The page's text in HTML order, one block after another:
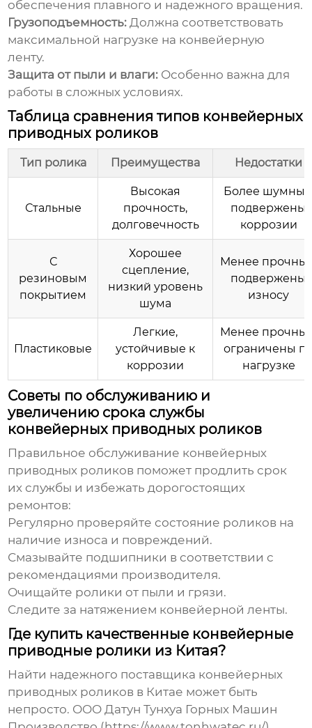
обеспечения плавного и надежного вращения.
Грузоподъемность: Должна соответствовать
максимальной нагрузке на конвейерную
ленту.
Защита от пыли и влаги: Особенно важна для
работы в сложных условиях.
Таблица сравнения типов конвейерных
приводных роликов
Тип ролика Преимущества Недостатки
Стальные
Высокая
прочность,
долговечность
Более
подвержены
коррозии
С
резиновым
покрытием
Хорошее
сцепление,
низкий уровень
шума
Менее
подвержены
износу
Пластиковые
Легкие,
устойчивые к
коррозии
Менее
ограничены
нагрузке
Советы по обслуживанию и
увеличению срока службы
конвейерных приводных роликов
Правильное обслуживание конвейерных
приводных роликов поможет продлить срок
их службы и избежать дорогостоящих
ремонтов:
Регулярно проверяйте состояние роликов на
наличие износа и повреждений.
Смазывайте подшипники в соответствии с
рекомендациями производителя.
Очищайте ролики от пыли и грязи.
Следите за натяжением конвейерной ленты.
Где купить качественные конвейерные
приводные ролики из Китая?
Найти надежного поставщика конвейерных
приводных роликов в Китае может быть
непросто. ООО Датун Тунхуа Горных Машин